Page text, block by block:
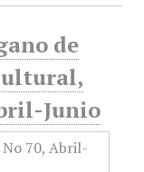
de
Junio